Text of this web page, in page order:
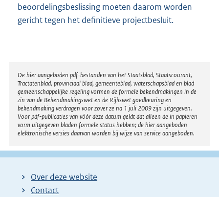
beoordelingsbeslissing moeten daarom worden
gericht tegen het definitieve projectbesluit.
Disclaimer
De hier aangeboden pdf-bestanden van het Staatsblad, Staatscourant,
Tractatenblad, provinciaal blad, gemeenteblad, waterschapsblad en blad
gemeenschappelijke regeling vormen de formele bekendmakingen in de
zin van de Bekendmakingswet en de Rijkswet goedkeuring en
bekendmaking verdragen voor zover ze na 1 juli 2009 zijn uitgegeven.
Voor pdf-publicaties van vóór deze datum geldt dat alleen de in papieren
vorm uitgegeven bladen formele status hebben; de hier aangeboden
elektronische versies daarvan worden bij wijze van service aangeboden.
Over deze website
Contact